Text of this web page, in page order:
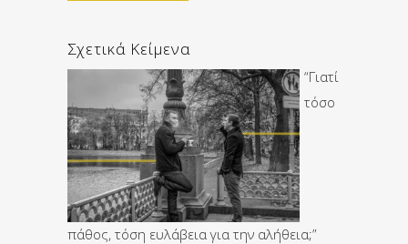
Σχετικά Κείμενα
“Γιατί
τόσο
πάθος, τόση ευλάβεια για την αλήθεια;”